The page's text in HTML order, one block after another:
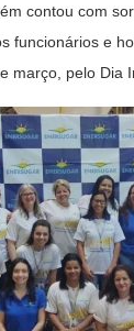
contou com
funcionários e
março, pelo Dia